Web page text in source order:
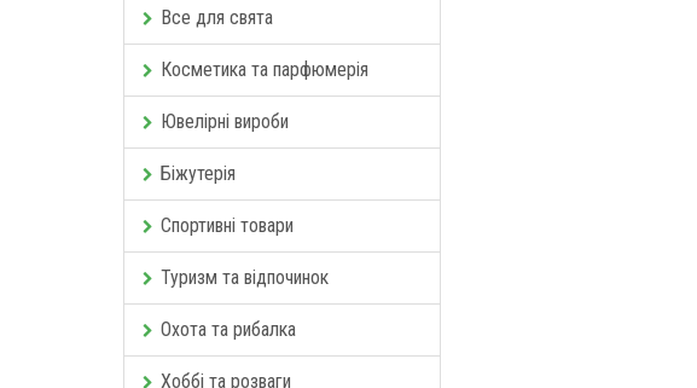
Все для свята
Косметика та парфюмерія
Ювелірні вироби
Біжутерія
Спортивні товари
Туризм та відпочинок
Охота та рибалка
Хоббі та розваги